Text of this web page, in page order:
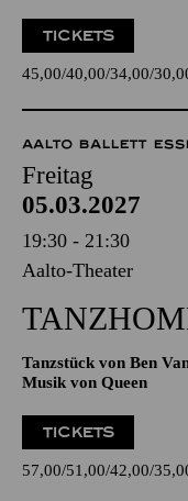
Claude Jacquet de La
19:00
45,00 40,00 34,00
AALTO BALLETT
Freitag
05.03.2027
19:30 - 21:30
Tanzstück von Ben
Musik von Queen